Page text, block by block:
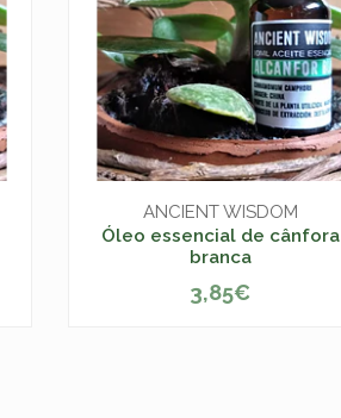
ANCIENT WISDOM
Óleo essencial de cânfora
branca
+
3,85€